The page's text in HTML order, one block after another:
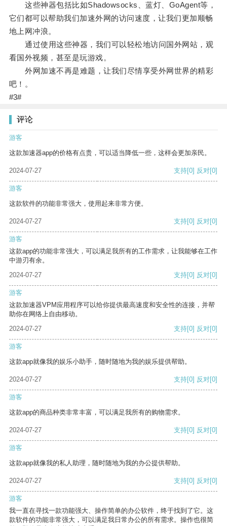
这些神器包括比如Shadowsocks、蓝灯、GoAgent等，
它们都可以帮助我们加速外网的访问速度，让我们更加顺畅
地上网冲浪。
通过使用这些神器，我们可以轻松地访问国外网站，观
看国外视频，甚至是玩游戏。
外网加速不再是难题，让我们尽情享受外网世界的精彩
吧！。
#3#
评论
游客
这款加速器app的价格有点贵，可以适当降低一些，这样会更加亲民。
2024-07-27 支持[0] 反对[0]
游客
这款软件的功能非常强大，使用起来非常方便。
2024-07-27 支持[0] 反对[0]
游客
这款app的功能非常强大，可以满足我所有的工作需求，让我能够在工作
中游刃有余。
2024-07-27
支持[0] 反对[0]
游客
这款加速器VPM应用程序可以给你提供最高速度和安全性的连接，并帮
助你在网络上自由移动。
2024-07-27
支持[0] 反对[0]
游客
这款app就像我的娱乐小助手，随时随地为我的娱乐提供帮助。
2024-07-27 支持[0] 反对[0]
游客
这款app的商品种类非常丰富，可以满足我所有的购物需求。
2024-07-27 支持[0] 反对[0]
游客
这款app就像我的私人助理，随时随地为我的办公提供帮助。
2024-07-27 支持[0] 反对[0]
游客
我一直在寻找一款功能强大、操作简单的办公软件，终于找到了它。这
款软件的功能非常强大，可以满足我日常办公的所有需求。操作也很简